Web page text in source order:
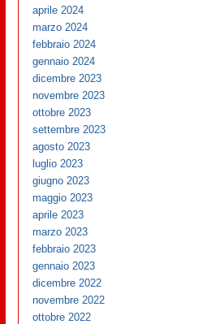
aprile 2024
marzo 2024
febbraio 2024
gennaio 2024
dicembre 2023
novembre 2023
ottobre 2023
settembre 2023
agosto 2023
luglio 2023
giugno 2023
maggio 2023
aprile 2023
marzo 2023
febbraio 2023
gennaio 2023
dicembre 2022
novembre 2022
ottobre 2022